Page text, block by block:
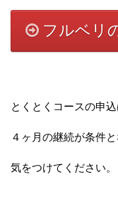
フルベリ
とくとくコースの申
４ヶ月の継続が条件と
気をつけてください。